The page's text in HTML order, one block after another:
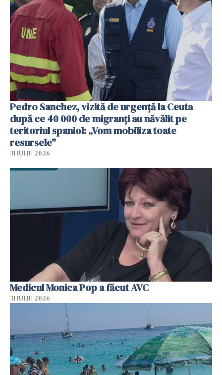
Pedro Sanchez, vizită de urgență la Ceuta
după ce 40 000 de migranți au năvălit pe
teritoriul spaniol: „Vom mobiliza toate
resursele"
31 IULIE 2026
Medicul Monica Pop a făcut AVC
31 IULIE 2026